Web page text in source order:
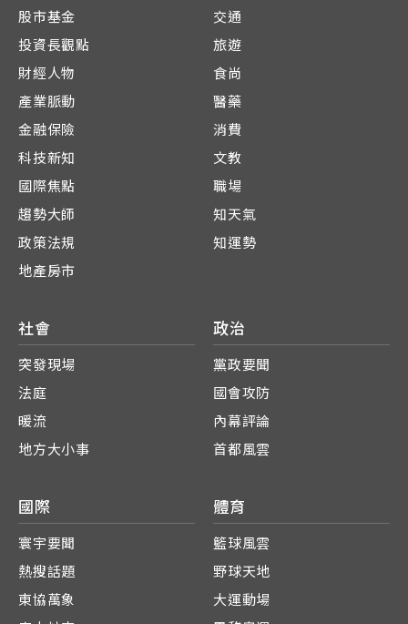
股市基金
投資長觀點
財經人物
產業脈動
金融保險
科技新知
國際焦點
趨勢大師
政策法規
地產房市
交通
旅遊
食尚
醫藥
消費
文教
職場
知天氣
知運勢
社會
突發現場
法庭
暖流
地方大小事
政治
黨政要聞
國會攻防
內幕評論
首都風雲
國際
寰宇要聞
熱搜話題
東協萬象
體育
籃球風雲
野球天地
大運動場